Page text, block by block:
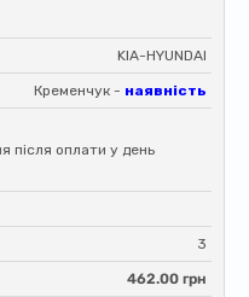
KIA-HYUNDAI
Кременчук - наявність
після оплати у день
3
462.00 грн